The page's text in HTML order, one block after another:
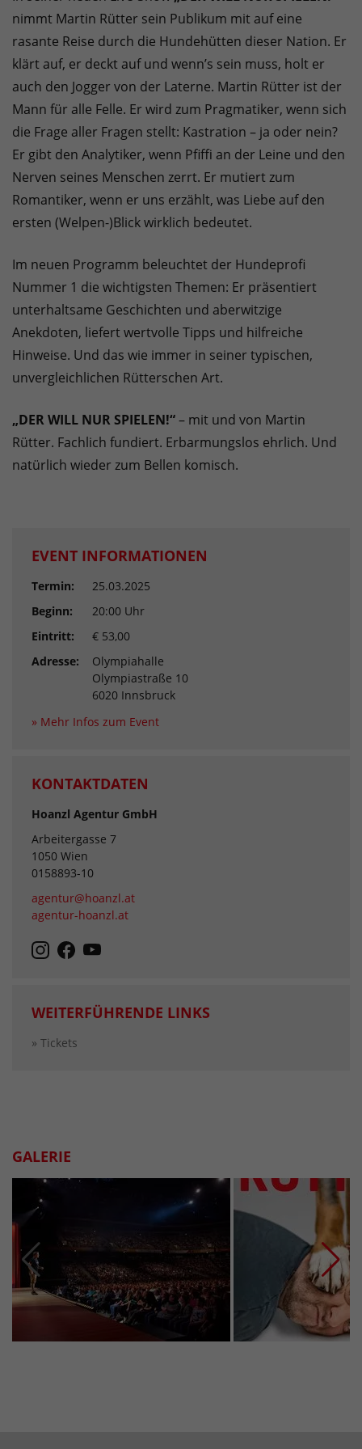
nimmt Martin Rütter sein Publikum mit auf eine
rasante Reise durch die Hundehütten dieser Nation. Er
klärt auf, er deckt auf und wenn’s sein muss, holt er
auch den Jogger von der Laterne. Martin Rütter ist der
Mann für alle Felle. Er wird zum Pragmatiker, wenn sich
die Frage aller Fragen stellt: Kastration – ja oder nein?
Er gibt den Analytiker, wenn Pfiffi an der Leine und den
Nerven seines Menschen zerrt. Er mutiert zum
Romantiker, wenn er uns erzählt, was Liebe auf den
ersten (Welpen-)Blick wirklich bedeutet.
Im neuen Programm beleuchtet der Hundeprofi
Nummer 1 die wichtigsten Themen: Er präsentiert
unterhaltsame Geschichten und aberwitzige
Anekdoten, liefert wertvolle Tipps und hilfreiche
Hinweise. Und das wie immer in seiner typischen,
unvergleichlichen Rütterschen Art.
„DER WILL NUR SPIELEN!“– mit und von Martin
Rütter. Fachlich fundiert. Erbarmungslos ehrlich. Und
natürlich wieder zum Bellen komisch.
EVENT INFORMATIONEN
Termin:
25.03.2025
Beginn:
20:00 Uhr
Eintritt:
€ 53,00
Adresse:
Olympiahalle
Olympiastraße 10
6020 Innsbruck
» Mehr Infos zum Event
KONTAKTDATEN
Hoanzl Agentur GmbH
Arbeitergasse 7
1050 Wien
0158893-10
agentur@hoanzl.at
agentur-hoanzl.at
WEITERFÜHRENDE LINKS
» Tickets
GALERIE